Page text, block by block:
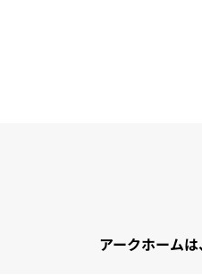
アークホームは